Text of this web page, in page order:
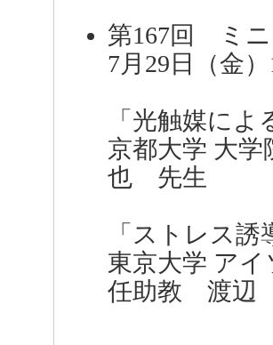
第167回 ミ
7月29日（金
「光触媒に
京都大学 大
也 先生 （
「ストレス
東京大学 ア
任助教 渡